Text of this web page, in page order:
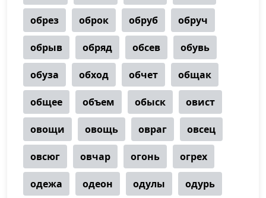
обрез оброк обруб обруч
обрыв обряд обсев обувь
обуза обход обчет общак
общее объем обыск овист
овощи овощь овраг овсец
овсюг овчар огонь огрех
одежа одеон одулы одурь